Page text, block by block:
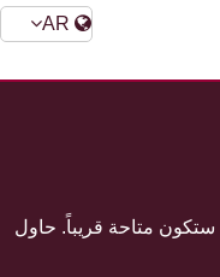
ستكون متاحة قريباً. حاول